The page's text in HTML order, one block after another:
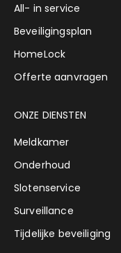
All- in service
Beveiligingsplan
HomeLock
Offerte aanvragen
ONZE DIENSTEN
Meldkamer
Onderhoud
Slotenservice
Surveillance
Tijdelijke beveiliging